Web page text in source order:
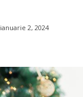
ianuarie 2, 2024